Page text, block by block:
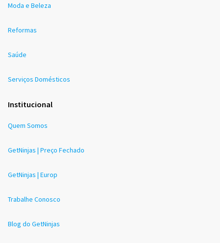
Moda e Beleza
Reformas
Saúde
Serviços Domésticos
Institucional
Quem Somos
GetNinjas | Preço Fechado
GetNinjas | Europ
Trabalhe Conosco
Blog do GetNinjas